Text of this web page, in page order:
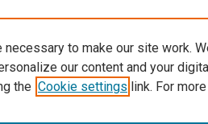
necessary to make our site work.
our content and your
the Cookie settings link. For